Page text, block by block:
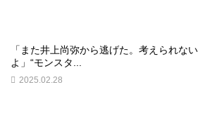
「また井上尚弥から逃げた。考えられない
よ」“モンスタ...
2025.02.28